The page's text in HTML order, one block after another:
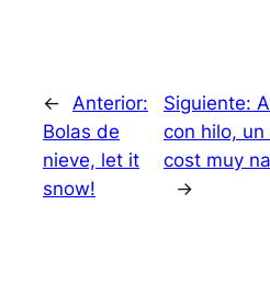
←
Anterior:
Bolas de
nieve, let it
snow!
Siguiente:
con hilo, un
cost muy
→